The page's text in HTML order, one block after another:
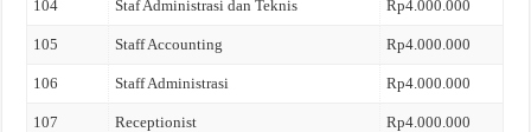
104 Staf Administrasi dan Teknis Rp4.000.000
105 Staff Accounting Rp4.000.000
106 Staff Administrasi Rp4.000.000
107 Receptionist Rp4.000.000